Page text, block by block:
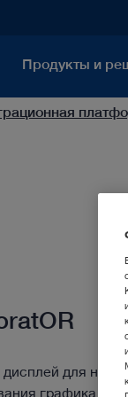
Продукты и
для